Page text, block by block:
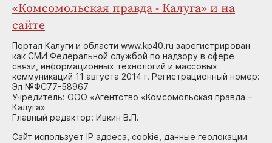
«Комсомольская правда - Калуга» и на
сайте
Портал Калуги и области www.kp40.ru зарегистрирован
как СМИ Федеральной службой по надзору в сфере
связи, информационных технологий и массовых
коммуникаций 11 августа 2014 г. Регистрационный номер:
Эл №ФС77-58967
Учредитель: ООО «Агентство «Комсомольская правда –
Калуга»
Главный редактор: Ивкин В.П.
Сайт использует IP адреса, cookie, данные геолокации